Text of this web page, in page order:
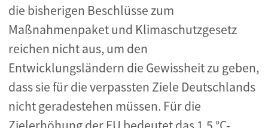
die bisherigen Beschlüsse zum
Maßnahmenpaket und Klimaschutzgesetz
reichen nicht aus, um den
Entwicklungsländern die Gewissheit zu geben,
dass sie für die verpassten Ziele Deutschlands
nicht geradestehen müssen. Für die